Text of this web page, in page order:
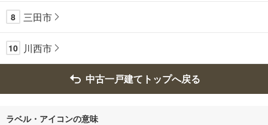
8 三田市
10 川西市
中古一戸建てトップへ戻る
ラベル・アイコンの意味